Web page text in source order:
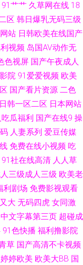
爰 日本一本道影院 91传
网站在线 香蕉短视频污
免费 大香蕉伊人操 久久
一久久 日韩免费一级 波
频一区蜜桃 成人小视频
含羞草影音 日本五区视
51国产视频在线 操逼视频
片 97涩在线资源网 国产
人操B 一本道ab在线 97
频观看 91熟妇探花 激情
91艹艹 久草网在线 18
区 韩日爆乳无码三级
站 日韩欧美在线国产
视频 岛国AV动作无
色视屏 国产午夜成人
院 91爱爱视频 欧美
国产看片资源 二色
韩一区二区 日本网站
瓜福利 国产在线9 操
人妻系列 爱豆传媒
免费在线小视频 吃
91社在线高清 人人草
三级成人三级 欧美老
利剧场 免费影视观看
大 无码四虎 女同激
中文字幕第三页 超碰成
91色快播 福利撸影院
草 国产高清不卡视频
婷欧美 欧美大BB 国